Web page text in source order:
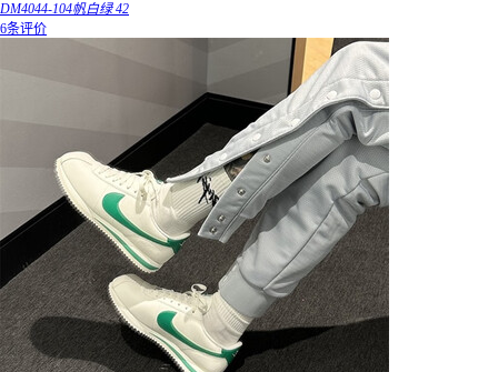
DM4044-104帆白绿 42
6条评价